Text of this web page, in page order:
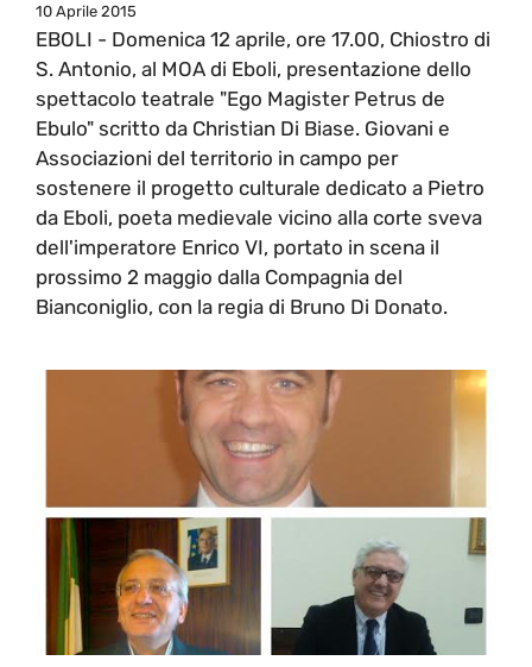
10 Aprile 2015
EBOLI - Domenica 12 aprile, ore 17.00, Chiostro di
S. Antonio, al MOA di Eboli, presentazione dello
spettacolo teatrale "Ego Magister Petrus de
Ebulo" scritto da Christian Di Biase. Giovani e
Associazioni del territorio in campo per
sostenere il progetto culturale dedicato a Pietro
da Eboli, poeta medievale vicino alla corte sveva
dell'imperatore Enrico VI, portato in scena il
prossimo 2 maggio dalla Compagnia del
Bianconiglio, con la regia di Bruno Di Donato.